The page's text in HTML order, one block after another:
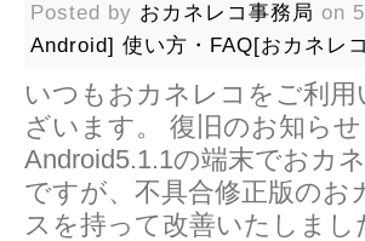
Posted by おカネレコ事務局 on
Android] 使い方・FAQ[おカネレ
いつもおカネレコをご利
ざいます。 復旧のお知ら
Android5.1.1の端末でおカ
ですが、不具合修正版のお
スを持って改善いたしま